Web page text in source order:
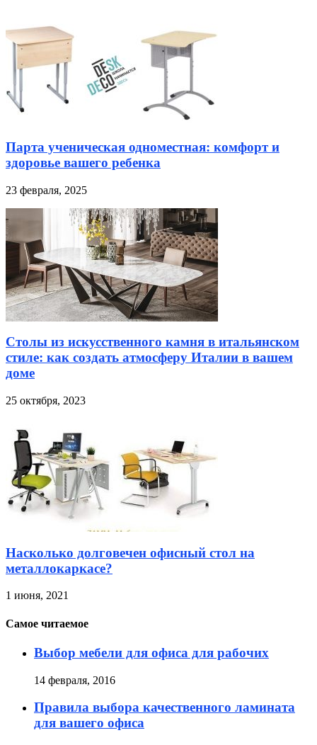
Парта ученическая одноместная: комфорт и
здоровье вашего ребенка
23 февраля, 2025
Столы из искусственного камня в итальянском
стиле: как создать атмосферу Италии в вашем
доме
25 октября, 2023
Насколько долговечен офисный стол на
металлокаркасе?
1 июня, 2021
Самое читаемое
Выбор мебели для офиса для рабочих
14 февраля, 2016
Правила выбора качественного ламината
для вашего офиса